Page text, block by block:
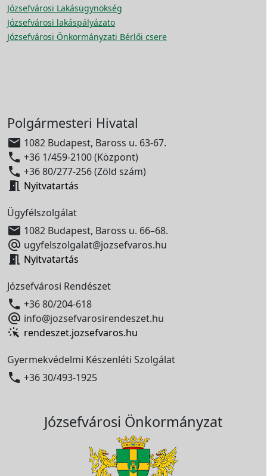
Józsefvárosi Lakásügynökség
Józsefvárosi lakáspályázato
Józsefvárosi Önkormányzati Bérlői csere
Polgármesteri Hivatal
 1082 Budapest, Baross u. 63-67.
 +36 1/459-2100 (Központ)
 +36 80/277-256 (Zöld szám)
 Nyitvatartás
Ügyfélszolgálat
 1082 Budapest, Baross u. 66–68.
 ugyfelszolgalat@jozsefvaros.hu
 Nyitvatartás
Józsefvárosi Rendészet
 +36 80/204-618
 info@jozsefvarosirendeszet.hu
rendeszet.jozsefvaros.hu
Gyermekvédelmi Készenléti Szolgálat
 +36 30/493-1925
Józsefvárosi Önkormányzat